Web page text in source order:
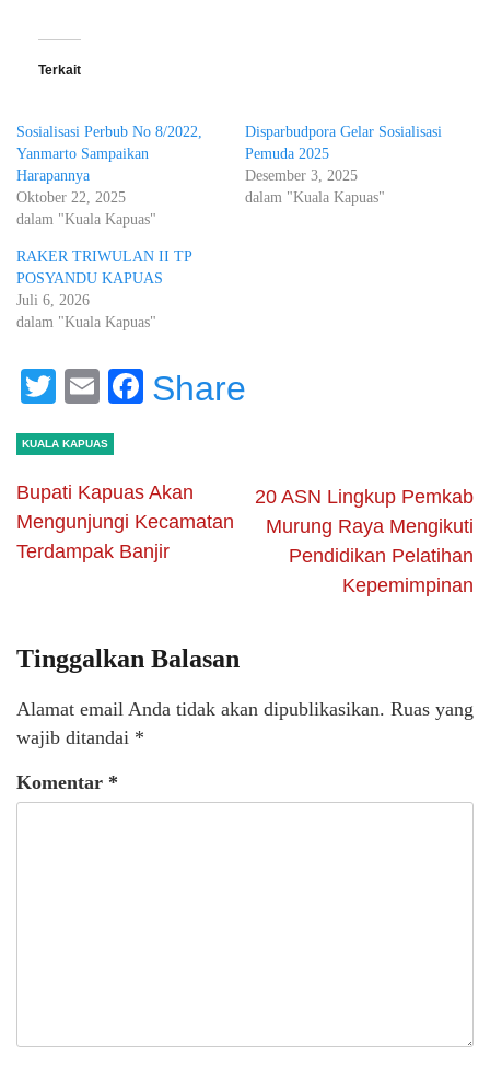
Terkait
Sosialisasi Perbub No 8/2022,
Yanmarto Sampaikan
Harapannya
Oktober 22, 2025
dalam "Kuala Kapuas"
Disparbudpora Gelar Sosialisasi
Pemuda 2025
Desember 3, 2025
dalam "Kuala Kapuas"
RAKER TRIWULAN II TP
POSYANDU KAPUAS
Juli 6, 2026
dalam "Kuala Kapuas"
Twitter
EmailFacebook
Share
KUALA KAPUAS
Bupati Kapuas Akan
Mengunjungi Kecamatan
Terdampak Banjir
20 ASN Lingkup Pemkab
Murung Raya Mengikuti
Pendidikan Pelatihan
Kepemimpinan
Tinggalkan Balasan
Alamat email Anda tidak akan dipublikasikan. Ruas yang
wajib ditandai *
Komentar *